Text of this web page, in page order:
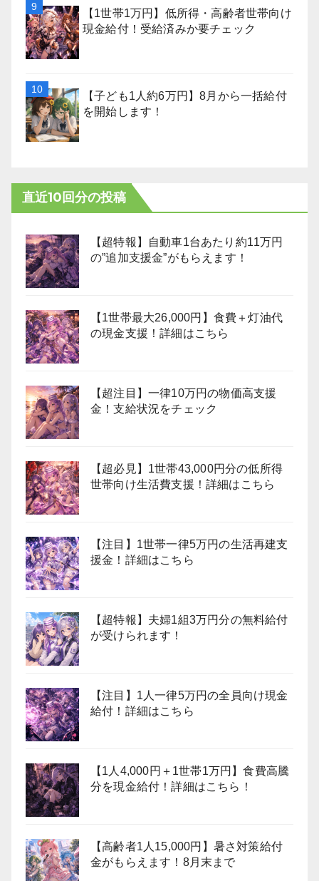
【1世帯1万円】低所得・高齢者世帯向け
現金給付！受給済みか要チェック
【子ども1人約6万円】8月から一括給付
を開始します！
直近10回分の投稿
【超特報】自動車1台あたり約11万円
の”追加支援金”がもらえます！
【1世帯最大26,000円】食費＋灯油代
の現金支援！詳細はこちら
【超注目】一律10万円の物価高支援
金！支給状況をチェック
【超必見】1世帯43,000円分の低所得
世帯向け生活費支援！詳細はこちら
【注目】1世帯一律5万円の生活再建支
援金！詳細はこちら
【超特報】夫婦1組3万円分の無料給付
が受けられます！
【注目】1人一律5万円の全員向け現金
給付！詳細はこちら
【1人4,000円＋1世帯1万円】食費高騰
分を現金給付！詳細はこちら！
【高齢者1人15,000円】暑さ対策給付
金がもらえます！8月末まで